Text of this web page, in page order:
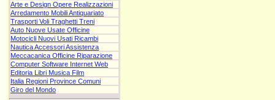
Arte e Design Opere Realizzazioni
Arredamento Mobili Antiquariato
Trasporti Voli Traghetti Treni
Auto Nuove Usate Officine
Motocicli Nuovi Usati Ricambi
Nautica Accessori Assistenza
Meccacanica Officine Riparazione
Computer Software Internet Web
Editoria Libri Musica Film
Italia Regioni Province Comuni
Giro del Mondo